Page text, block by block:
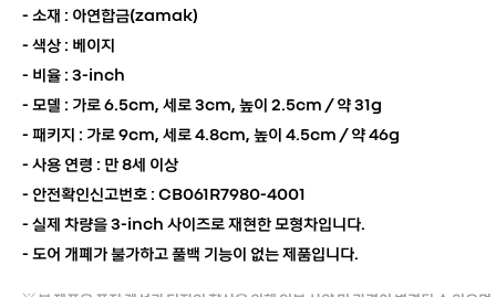
- 소재 : 아연합금(zamak)
- 색상 : 베이지
- 비율 : 3-inch
- 모델 : 가로 6.5cm, 세로 3cm, 높이 2.5cm / 약 31g
- 패키지 : 가로 9cm, 세로 4.8cm, 높이 4.5cm / 약 46g
- 사용 연령 : 만 8세 이상
- 안전확인신고번호 : CB061R7980-4001
- 실제 차량을 3-inch 사이즈로 재현한 모형차입니다.
- 도어 개폐가 불가하고 풀백 기능이 없는 제품입니다.